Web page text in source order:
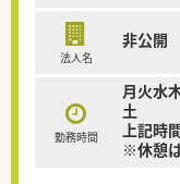
法人名
非公開
勤務時間
月火水
土 9
上記時
※休憩